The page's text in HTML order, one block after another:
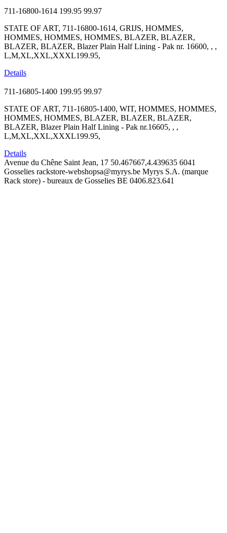
711-16800-1614 199.95 99.97
STATE OF ART, 711-16800-1614, GRIJS, HOMMES,
HOMMES, HOMMES, HOMMES, BLAZER, BLAZER,
BLAZER, BLAZER, Blazer Plain Half Lining - Pak nr. 16600, , ,
L,M,XL,XXL,XXXL199.95,
Details
711-16805-1400 199.95 99.97
STATE OF ART, 711-16805-1400, WIT, HOMMES, HOMMES,
HOMMES, HOMMES, BLAZER, BLAZER, BLAZER,
BLAZER, Blazer Plain Half Lining - Pak nr.16605, , ,
L,M,XL,XXL,XXXL199.95,
Details
Avenue du Chêne Saint Jean, 17 50.467667,4.439635 6041
Gosselies rackstore-webshopsa@myrys.be Myrys S.A. (marque
Rack store) - bureaux de Gosselies BE 0406.823.641